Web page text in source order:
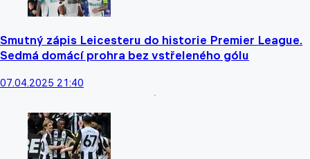
Smutný zápis Leicesteru do historie Premier League.
Sedmá domácí prohra bez vstřeleného gólu
07.04.2025 21:40